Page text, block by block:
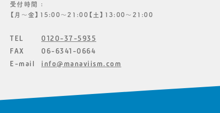
受付時間 :
【月〜金】15:00〜21:00【土】13:00〜21:00
TEL
0120-37-5935
FAX
06-6341-0664
E-mail
info@manaviism.com